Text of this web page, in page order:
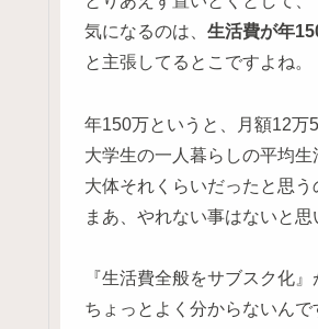
気になるのは、 生活費が年
と主張してるとこですよね。
年150万というと、月額12万
大学生の一人暮らしの平均生
大体それくらいだったと思う
まあ、やれない事はないと思
『生活費全般をサブスク化』
ちょっとよく分からないんで